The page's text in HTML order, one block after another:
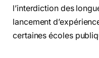
l’interdiction des
lancement
certaines écoles